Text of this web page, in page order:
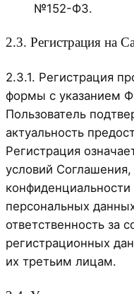
№152-ФЗ.
2.3. Регистрация на
2.3.1. Регистрация
формы с указанием
Пользователь
актуальность
Регистрация
условий
конфиденциальности
персональных
ответственность за
регистрационных
их третьим лицам.